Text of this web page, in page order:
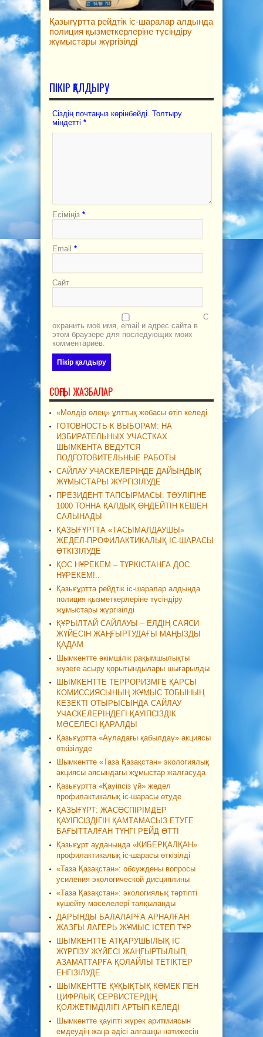
Қазығұртта рейдтік іс-шаралар алдында
полиция қызметкерлеріне түсіндіру
жұмыстары жүргізілді
ПІКІР ҚАЛДЫРУ
Сіздің почтаңыз көрінбейді. Толтыру
міндетті *
Есіміңіз *
Email *
Сайт
С
охранить моё имя, email и адрес сайта в
этом браузере для последующих моих
комментариев.
СОҢҒЫ ЖАЗБАЛАР
«Мөлдір өлең» ұлттық жобасы өтіп келеді
ГОТОВНОСТЬ К ВЫБОРАМ: НА
ИЗБИРАТЕЛЬНЫХ УЧАСТКАХ
ШЫМКЕНТА ВЕДУТСЯ
ПОДГОТОВИТЕЛЬНЫЕ РАБОТЫ
САЙЛАУ УЧАСКЕЛЕРІНДЕ ДАЙЫНДЫҚ
ЖҰМЫСТАРЫ ЖҮРГІЗІЛУДЕ
ПРЕЗИДЕНТ ТАПСЫРМАСЫ: ТӘУЛІГІНЕ
1000 ТОННА ҚАЛДЫҚ ӨҢДЕЙТІН КЕШЕН
САЛЫНАДЫ
ҚАЗЫҒҰРТТА «ТАСЫМАЛДАУШЫ»
ЖЕДЕЛ-ПРОФИЛАКТИКАЛЫҚ ІС-ШАРАСЫ
ӨТКІЗІЛУДЕ
ҚОС НҰРЕКЕМ – ТҮРКІСТАНҒА ДОС
НҰРЕКЕМ!..
Қазығұртта рейдтік іс-шаралар алдында
полиция қызметкерлеріне түсіндіру
жұмыстары жүргізілді
ҚҰРЫЛТАЙ САЙЛАУЫ – ЕЛДІҢ САЯСИ
ЖҮЙЕСІН ЖАҢҒЫРТУДАҒЫ МАҢЫЗДЫ
ҚАДАМ
Шымкентте әкімшілік рақымшылықты
жүзеге асыру қорытындылары шығарылды
ШЫМКЕНТТЕ ТЕРРОРИЗМГЕ ҚАРСЫ
КОМИССИЯСЫНЫҢ ЖҰМЫС ТОБЫНЫҢ
КЕЗЕКТІ ОТЫРЫСЫНДА САЙЛАУ
УЧАСКЕЛЕРІНДЕГІ ҚАУІПСІЗДІК
МӘСЕЛЕСІ ҚАРАЛДЫ
Қазығұртта «Ауладағы қабылдау» акциясы
өткізілуде
Шымкентте «Таза Қазақстан» экологиялық
акциясы аясындағы жұмыстар жалғасуда
Қазығұртта «Қауіпсіз үй» жедел
профилактикалық іс-шарасы өтуде
ҚАЗЫҒҰРТ: ЖАСӨСПІРІМДЕР
ҚАУІПСІЗДІГІН ҚАМТАМАСЫЗ ЕТУГЕ
БАҒЫТТАЛҒАН ТҮНГІ РЕЙД ӨТТІ
Қазығұрт ауданында «КИБЕРҚАЛҚАН»
профилактикалық іс-шарасы өткізілді
«Таза Қазақстан»: обсуждены вопросы
усиления экологической дисциплины
«Таза Қазақстан»: экологиялық тәртіпті
күшейту мәселелері талқыланды
ДАРЫНДЫ БАЛАЛАРҒА АРНАЛҒАН
ЖАЗҒЫ ЛАГЕРЬ ЖҰМЫС ІСТЕП ТҰР
ШЫМКЕНТТЕ АТҚАРУШЫЛЫҚ ІС
ЖҮРГІЗУ ЖҮЙЕСІ ЖАҢҒЫРТЫЛЫП,
АЗАМАТТАРҒА ҚОЛАЙЛЫ ТЕТІКТЕР
ЕНГІЗІЛУДЕ
ШЫМКЕНТТЕ ҚҰҚЫҚТЫҚ КӨМЕК ПЕН
ЦИФРЛЫҚ СЕРВИСТЕРДІҢ
ҚОЛЖЕТІМДІЛІГІ АРТЫП КЕЛЕДІ
Шымкентте қауіпті жүрек аритмиясын
емдеудің жаңа әдісі алғашқы нәтижесін